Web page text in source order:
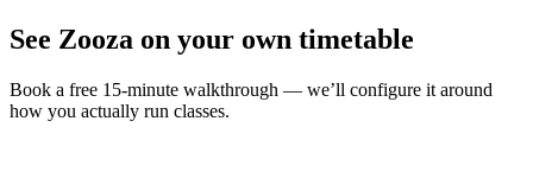
See Zooza on your own timetable
Book a free 15-minute walkthrough — we’ll configure it around
how you actually run classes.